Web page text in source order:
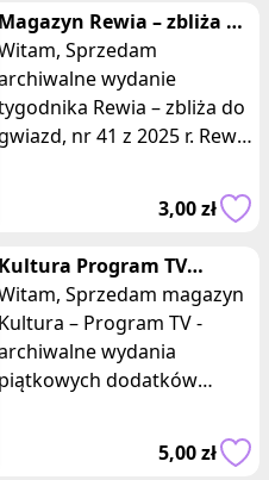
Rewia – zbliża do
nr 41 z 2025 r.
Sprzedam
wydanie
Rewia – zbliża do
nr 41 z 2025 r. Rewia
w którym znaleźć
3,00 zł
Program TV
Gazeta Prawna z
2009 – 2014
Sprzedam magazyn
– Program TV -
wydania
dodatków
uzupełnien5,00 zł